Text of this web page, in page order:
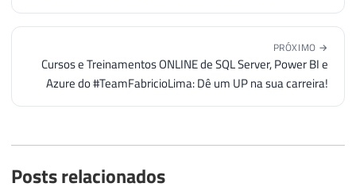
PRÓXIMO →
Cursos e Treinamentos ONLINE de SQL Server, Power BI e
Azure do #TeamFabricioLima: Dê um UP na sua carreira!
Posts relacionados